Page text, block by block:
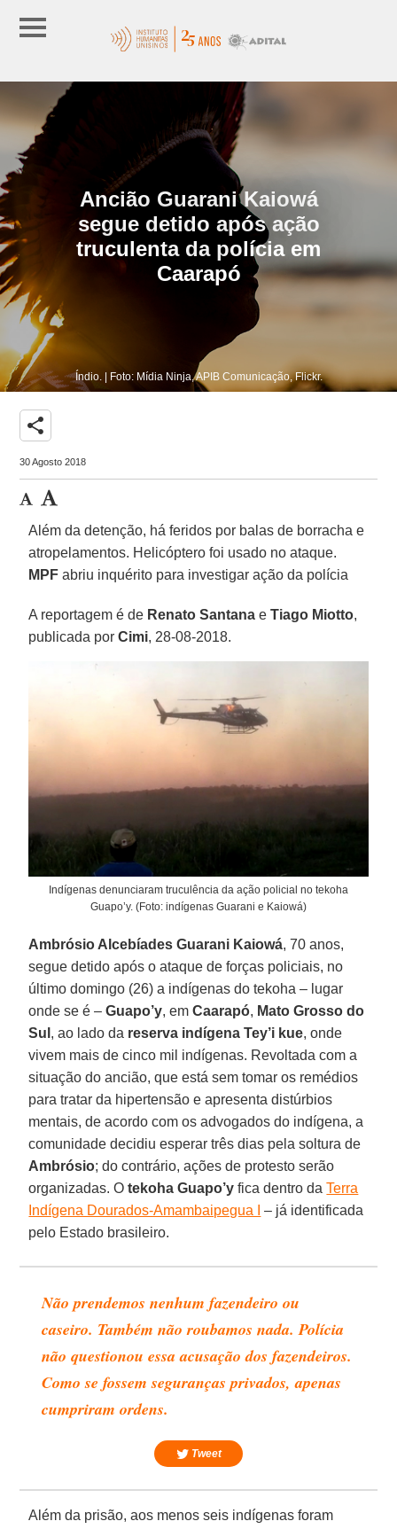
Ancião Guarani Kaiowá
segue detido após ação
truculenta da polícia em
Caarapó
Índio. | Foto: Mídia Ninja, APIB Comunicação, Flickr.
share
30 Agosto 2018
Além da detenção, há feridos por balas de borracha e
atropelamentos. Helicóptero foi usado no ataque.
MPF abriu inquérito para investigar ação da polícia
A reportagem é de Renato Santana eTiago Miotto,
publicada porCimi, 28-08-2018.
Indígenas denunciaram truculência da ação policial no tekoha
Guapo’y. (Foto: indígenas Guarani e Kaiowá)
Ambrósio Alcebíades Guarani Kaiowá, 70 anos,
segue detido após o ataque de forças policiais, no
último domingo (26) a indígenas do tekoha – lugar
onde se é –Guapo’y, emCaarapó, Mato Grosso do
Sul , ao lado da reserva indígena Tey’i kue, onde
vivem mais de cinco mil indígenas. Revoltada com a
situação do ancião, que está sem tomar os remédios
para tratar da hipertensão e apresenta distúrbios
mentais, de acordo com os advogados do indígena, a
comunidade decidiu esperar três dias pela soltura de
Ambrósio; do contrário, ações de protesto serão
organizadas. Otekoha Guapo’y fica dentro daTerra
Indígena Dourados-Amambaipegua I
– já identificada
pelo Estado brasileiro.
Não prendemos nenhum fazendeiro ou
caseiro. Também não roubamos nada. Polícia
não questionou essa acusação dos fazendeiros.
Como se fossem seguranças privados, apenas
cumpriram ordens.
Tweet
Além da prisão, aos menos seis indígenas foram